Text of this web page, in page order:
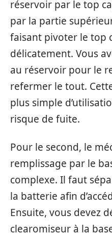
réservoir par le top
par la partie
faisant pivoter le top
délicatement. Vous
au réservoir pour le
refermer le tout.
plus simple
risque de fuite.
Pour le second, le
remplissage par le
complexe. Il faut
la batterie afin
Ensuite, vous devez
clearomiseur à la